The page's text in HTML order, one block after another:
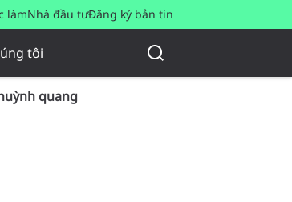
làmNhà đầu tưĐăng ký bản tin
tôi
quang